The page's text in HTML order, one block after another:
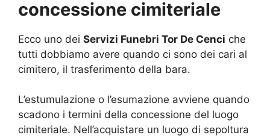
concessione cimiteriale
Ecco uno dei Servizi Funebri Tor De Cenci che
tutti dobbiamo avere quando ci sono dei cari al
cimitero, il trasferimento della bara.
L’estumulazione o l’esumazione avviene quando
scadono i termini della concessione del luogo
cimiteriale. Nell’acquistare un luogo di sepoltura